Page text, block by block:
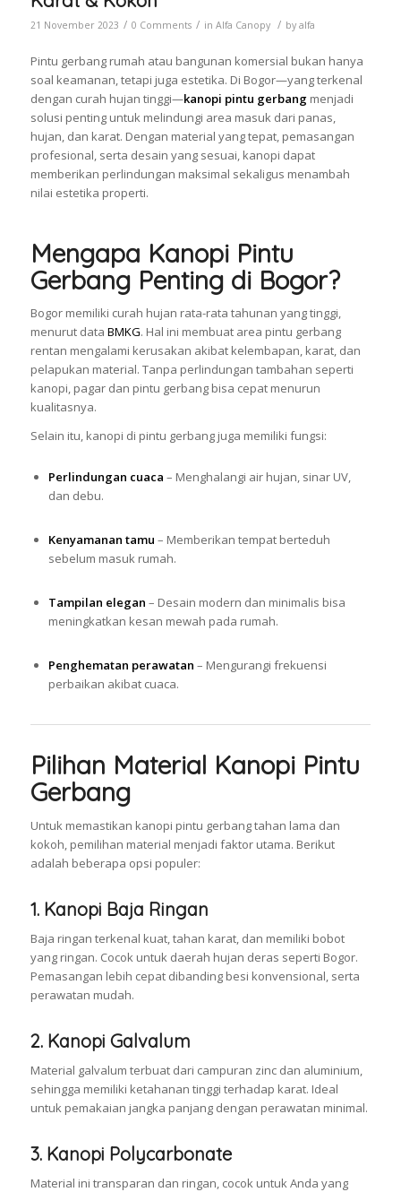
21 November 2023 / 0 Comments / in Alfa Canopy / by alfa
Pintu gerbang rumah atau bangunan komersial bukan hanya
soal keamanan, tetapi juga estetika. Di Bogor—yang terkenal
dengan curah hujan tinggi—kanopi pintu gerbangmenjadi
solusi penting untuk melindungi area masuk dari panas,
hujan, dan karat. Dengan material yang tepat, pemasangan
profesional, serta desain yang sesuai, kanopi dapat
memberikan perlindungan maksimal sekaligus menambah
nilai estetika properti.
Mengapa Kanopi Pintu
Gerbang Penting di Bogor?
Bogor memiliki curah hujan rata-rata tahunan yang tinggi,
menurut data BMKG. Hal ini membuat area pintu gerbang
rentan mengalami kerusakan akibat kelembapan, karat, dan
pelapukan material. Tanpa perlindungan tambahan seperti
kanopi, pagar dan pintu gerbang bisa cepat menurun
kualitasnya.
Selain itu, kanopi di pintu gerbang juga memiliki fungsi:
Perlindungan cuaca – Menghalangi air hujan, sinar UV,
dan debu.
Kenyamanan tamu – Memberikan tempat berteduh
sebelum masuk rumah.
Tampilan elegan – Desain modern dan minimalis bisa
meningkatkan kesan mewah pada rumah.
Penghematan perawatan – Mengurangi frekuensi
perbaikan akibat cuaca.
Pilihan Material Kanopi Pintu
Gerbang
Untuk memastikan kanopi pintu gerbang tahan lama dan
kokoh, pemilihan material menjadi faktor utama. Berikut
adalah beberapa opsi populer:
1. Kanopi Baja Ringan
Baja ringan terkenal kuat, tahan karat, dan memiliki bobot
yang ringan. Cocok untuk daerah hujan deras seperti Bogor.
Pemasangan lebih cepat dibanding besi konvensional, serta
perawatan mudah.
2. Kanopi Galvalum
Material galvalum terbuat dari campuran zinc dan aluminium,
sehingga memiliki ketahanan tinggi terhadap karat. Ideal
untuk pemakaian jangka panjang dengan perawatan minimal.
3. Kanopi Polycarbonate
Material ini transparan dan ringan, cocok untuk Anda yang